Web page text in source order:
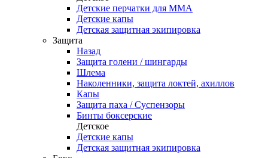
Детские перчатки для ММА
Детские капы
Детская защитная экипировка
Защита
Назад
Защита голени / шингарды
Шлема
Наколенники, защита локтей, ахиллов
Капы
Защита паха / Суспензоры
Бинты боксерские
Детское
Детские капы
Детская защитная экипировка